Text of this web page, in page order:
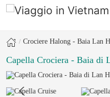
Crociere Halong - Baia Lan
Capella Crociera - Baia di